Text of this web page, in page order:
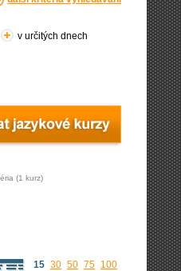
v určitých dnech
(1 kurz)
15 30 50 75 100